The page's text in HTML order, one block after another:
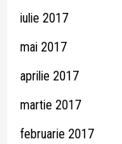
iulie 2017
mai 2017
aprilie 2017
martie 2017
februarie 2017